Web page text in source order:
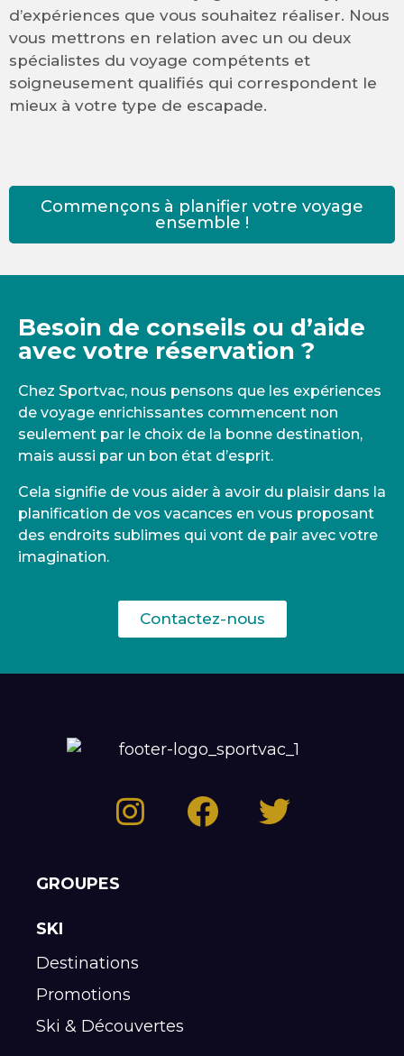
d’expériences que vous souhaitez réaliser. Nous
vous mettrons en relation avec un ou deux
spécialistes du voyage compétents et
soigneusement qualifiés qui correspondent le
mieux à votre type de escapade.
Commençons à planifier votre voyage
ensemble !
Besoin de conseils ou d’aide
avec votre réservation ?
Chez Sportvac, nous pensons que les expériences
de voyage enrichissantes commencent non
seulement par le choix de la bonne destination,
mais aussi par un bon état d’esprit.
Cela signifie de vous aider à avoir du plaisir dans la
planification de vos vacances en vous proposant
des endroits sublimes qui vont de pair avec votre
imagination.
Contactez-nous
GROUPES
SKI
Destinations
Promotions
Ski & Découvertes